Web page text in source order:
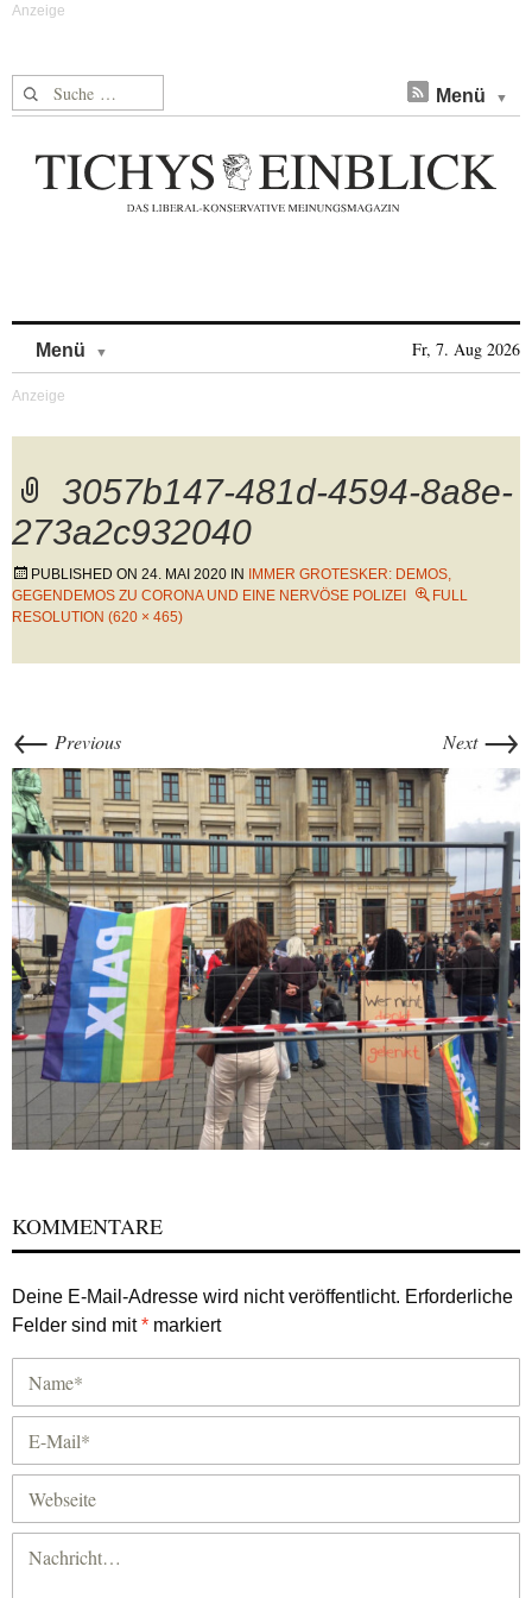
Suche nach: Menü
Menü Fr, 7. Aug 2026
3057b147-481d-4594-8a8e-
273a2c932040
PUBLISHED ON 24. MAI 2020 IN
IMMER GROTESKER: DEMOS,
GEGENDEMOS ZU CORONA UND EINE NERVÖSE POLIZEI
FULL
RESOLUTION (620 × 465)
← Previous Next →
KOMMENTARE
Deine E-Mail-Adresse wird nicht veröffentlicht. Erforderliche
Felder sind mit* markiert